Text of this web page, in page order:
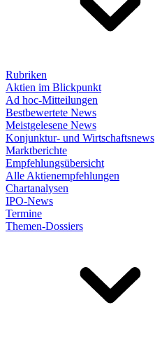
Rubriken
Aktien im Blickpunkt
Ad hoc-Mitteilungen
Bestbewertete News
Meistgelesene News
Konjunktur- und Wirtschaftsnews
Marktberichte
Empfehlungsübersicht
Alle Aktienempfehlungen
Chartanalysen
IPO-News
Termine
Themen-Dossiers